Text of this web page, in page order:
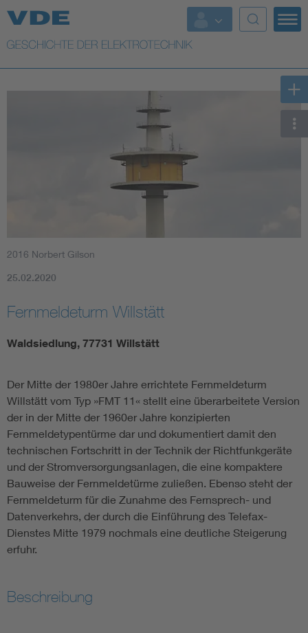
Top Themen
Weitere Themen
2016 Norbert Gilson
25.02.2020
Fernmeldeturm Willstätt
Waldsiedlung, 77731 Willstätt
Der Mitte der 1980er Jahre errichtete Fernmeldeturm
Willstätt vom Typ »FMT 11« stellt eine überarbeitete Version
der in der Mitte der 1960er Jahre konzipierten
Fernmeldetypentürme dar und dokumentiert damit den
technischen Fortschritt in der Technik der Richtfunkgeräte
und der Stromversorgungsanlagen, die eine kompaktere
Bauweise der Fernmeldetürme zuließen. Ebenso steht der
Fernmeldeturm für die Zunahme des Fernsprech- und
Datenverkehrs, der durch die Einführung des Telefax-
Dienstes Mitte 1979 nochmals eine deutliche Steigerung
erfuhr.
Beschreibung